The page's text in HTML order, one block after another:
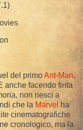
del primoAnt-Man,
anche facendo finta
non riesci a
che la Marvel
ha
cinematografiche
cronologico, ma la